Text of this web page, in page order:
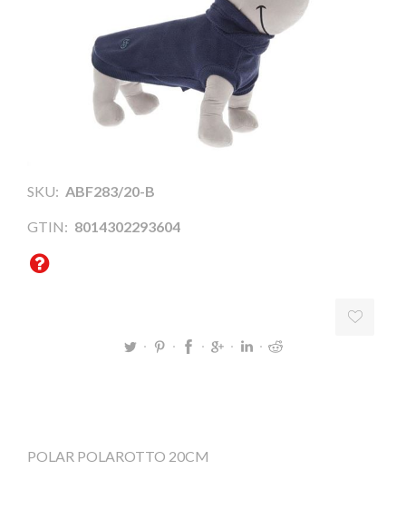
SKU: ABF283/20-B
GTIN: 8014302293604
POLAR POLAROTTO 20CM